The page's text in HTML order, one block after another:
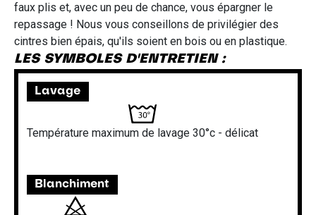
faux plis et, avec un peu de chance, vous épargner le
repassage ! Nous vous conseillons de privilégier des
cintres bien épais, qu'ils soient en bois ou en plastique.
LES SYMBOLES D'ENTRETIEN :
Lavage
Température maximum de lavage 30°c - délicat
Blanchiment